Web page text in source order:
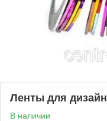
Ленты для
В наличии